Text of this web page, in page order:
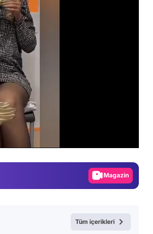
Video
Tüm içerikleri